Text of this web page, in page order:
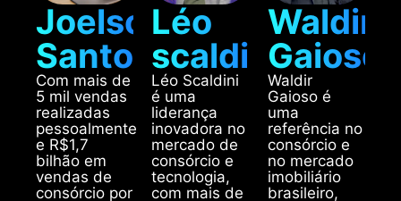
Joelsonh
Santos
Com mais de
5 mil vendas
realizadas
pessoalmente
e R$1,7
bilhão em
vendas de
consórcio por
Léo
scaldini
Léo Scaldini
é uma
liderança
inovadora no
mercado de
consórcio e
tecnologia,
com mais de
Waldir
Gaioso
Waldir
Gaioso é
uma
referência no
consórcio e
no mercado
imobiliário
brasileiro,